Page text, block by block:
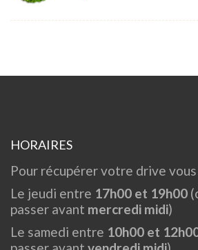
HORAIRES
Pour récupérer votre drive
Le jeudi entre 17h00 et 19h00
passer avant mercredi midi)
Le samedi entre 10h00 et